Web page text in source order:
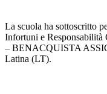
La scuola ha sottoscritto
Infortuni e Responsabilità
– BENACQUISTA
Latina (LT).